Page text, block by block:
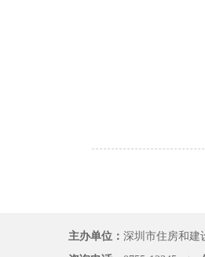
主办单位： 深圳市住房和建